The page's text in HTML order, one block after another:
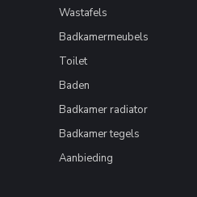
Wastafels
Badkamermeubels
Toilet
Baden
Badkamer radiator
Badkamer tegels
Aanbieding